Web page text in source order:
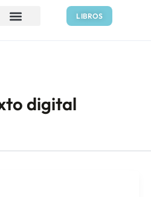
LIBROS
digital